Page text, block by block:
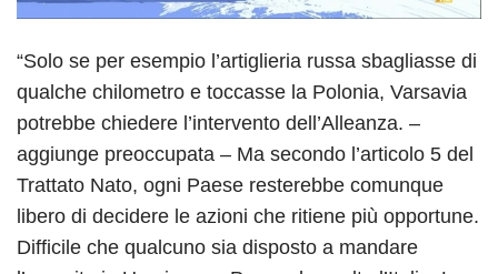
“Solo se per esempio l’artiglieria russa sbagliasse di
qualche chilometro e toccasse la Polonia, Varsavia
potrebbe chiedere l’intervento dell’Alleanza. –
aggiunge preoccupata – Ma secondo l’articolo 5 del
Trattato Nato, ogni Paese resterebbe comunque
libero di decidere le azioni che ritiene più opportune.
Difficile che qualcuno sia disposto a mandare